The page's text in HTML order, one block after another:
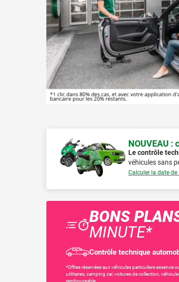
NOUVEAU
Le contrôle
véhicules sans
Calculer la date
BONS
MINUTE*
Contrôle technique
*Offres réservées aux véhicules particuliers essence
utilitaires, camping car, voitures de collection,
remboursable.